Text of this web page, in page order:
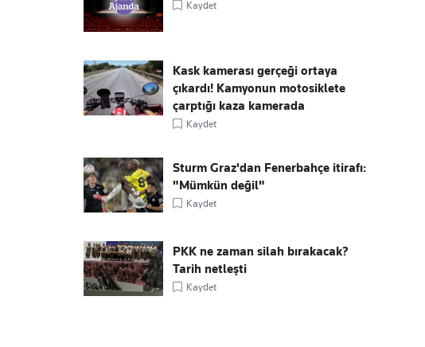
Kaydet
Kask kamerası gerçeği ortaya
çıkardı! Kamyonun motosiklete
çarptığı kaza kamerada
Kaydet
Sturm Graz'dan Fenerbahçe itirafı:
"Mümkün değil"
Kaydet
PKK ne zaman silah bırakacak?
Tarih netleşti
Kaydet